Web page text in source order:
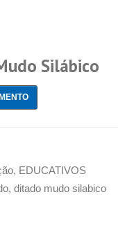
Silábico
, EDUCATIVOS
, ditado mudo silabico